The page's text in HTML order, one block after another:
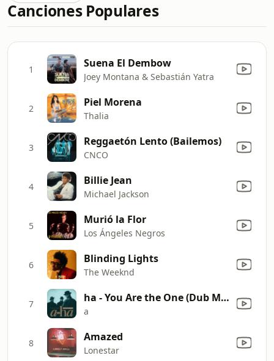
Canciones Populares
1 Suena El Dembow
Joey Montana & Sebastián Yatra
2 Piel Morena
Thalia
3 Reggaetón Lento (Bailemos)
CNCO
4 Billie Jean
Michael Jackson
5 Murió la Flor
Los Ángeles Negros
6 Blinding Lights
The Weeknd
7 ha - You Are the One (Dub Mix Edit)
a
8 Amazed
Lonestar